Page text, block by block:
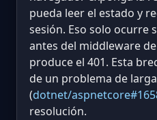
pueda leer el estado y
sesión. Eso solo ocurre
antes del middleware
produce el 401. Esta
de un problema de larga
(dotnet/
resolución.